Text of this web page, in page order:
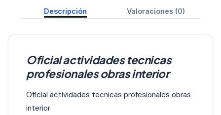
Descripción Valoraciones (0)
Oficial actividades tecnicas
profesionales obras interior
Oficial actividades tecnicas profesionales obras
interior